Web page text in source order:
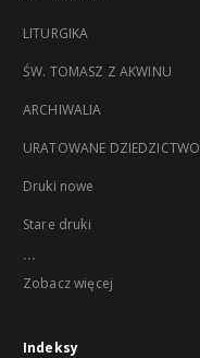
LITURGIKA
ŚW. TOMASZ Z AKWINU
ARCHIWALIA
URATOWANE DZIEDZICTWO
Druki nowe
Stare druki
...
Zobacz więcej
Indeksy